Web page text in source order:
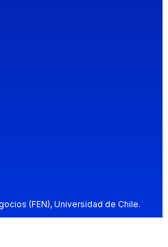
(FEN), Universidad de Chile.